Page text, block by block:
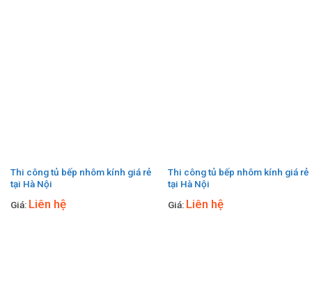
Thi công tủ bếp nhôm kính giá rẻ
tại Hà Nội
Giá: Liên hệ
Thi công tủ bếp nhôm kính giá rẻ
tại Hà Nội
Giá: Liên hệ